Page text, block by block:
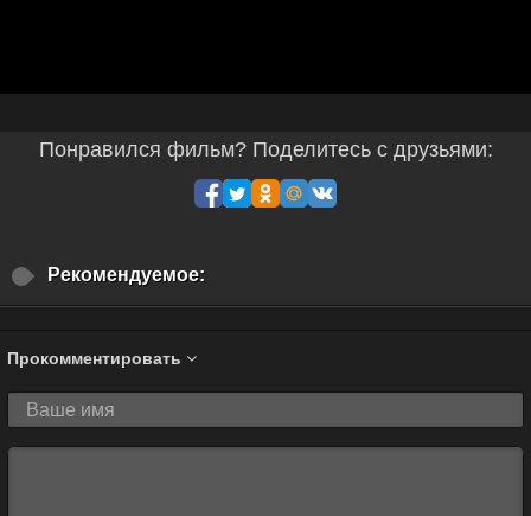
Понравился фильм? Поделитесь с друзьями:
Рекомендуемое:
Прокомментировать